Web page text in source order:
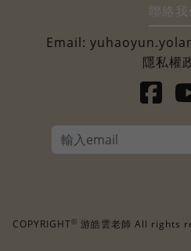
聯絡我
Email:
隱私權
COPYRIGHT© 游皓雲老師 All rights